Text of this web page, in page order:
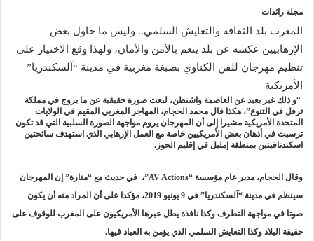
مجلة رائدات
المغرب بلد الثقافة والتعايش السلمي.. وليس ما حاول بعض
الإرهابيين عكسه عن بلد ينعم بالأمن والأمان، ولهذا وقع الاختيار على
تنظيم مهرجان للفن الكناوي بصبغة مغربية في مدينة “آلسكندريا”
الأمريكية
“و ذلك غير بعيد عن العاصمة واشنطن، لبعث صورة حقيقية عن ما يروج في مملكة
ترفل في التنوع”، هكذا قال محمد الحجام، المهاجر المغربي المقيم في الولايات
المتحدة الأمريكية مشيرا إلى أن المهرجان يروم مواجهة الصورة السلبية التي قد تكون
ترسبت في أذهان بعض الأمريكيين خاصة مع العمل الإرهابي الذي استهدف سائحتين
اسكندنافيتين بمنطقة إمليل في إقليم الحوز.
وقال الحجام، مدير عام مؤسسة “AV Actions”، في حديث مع “منارة” إن المهرجان
سينظم في مدينة “آلسكندريا” في 9 يونيو 2019، مؤكدا على أن المراد منه أن يكون
صوتا في مواجهة التطرف وكذا نافذة يطل عبرها الأمريكيون على المغرب للوقوف على
حقيقة البلاد وكذا التعايش السلمي الذي يؤمن به العباد فيها.